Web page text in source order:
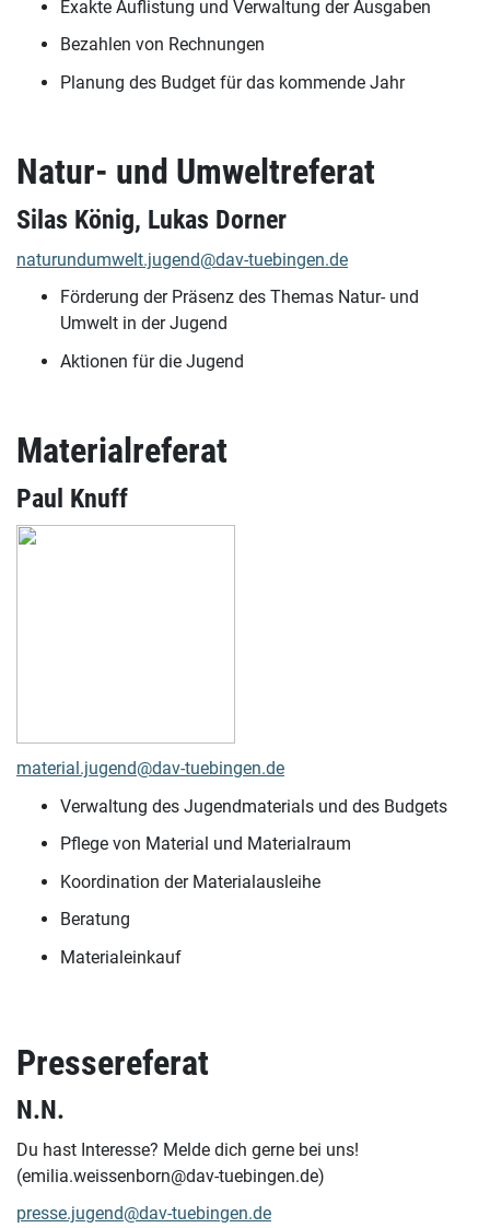
Exakte Auflistung und Verwaltung der Ausgaben
Bezahlen von Rechnungen
Planung des Budget für das kommende Jahr
Natur- und Umweltreferat
Silas König, Lukas Dorner
naturundumwelt.jugend@dav-tuebingen.de
Förderung der Präsenz des Themas Natur- und
Umwelt in der Jugend
Aktionen für die Jugend
Materialreferat
Paul Knuff
material.jugend@dav-tuebingen.de
Verwaltung des Jugendmaterials und des Budgets
Pflege von Material und Materialraum
Koordination der Materialausleihe
Beratung
Materialeinkauf
Pressereferat
N.N.
Du hast Interesse? Melde dich gerne bei uns!
(emilia.weissenborn@dav-tuebingen.de)
presse.jugend@dav-tuebingen.de